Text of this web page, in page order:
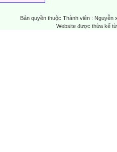
Bản quyền thuộc Thành viên :
Website được thừa kế